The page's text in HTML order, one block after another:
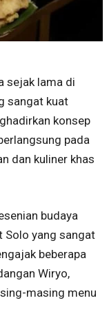
sejak lama di
sangat kuat
konsep
pada
dan kuliner khas
budaya
Solo yang sangat
beberapa
Wiryo,
masing menu